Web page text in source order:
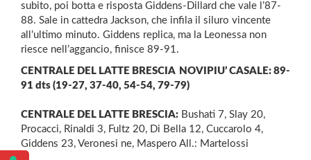
subito, poi botta e risposta Giddens-Dillard che vale l’87-
88. Sale in cattedra Jackson, che infila il siluro vincente
all’ultimo minuto. Giddens replica, ma la Leonessa non
riesce nell’aggancio, finisce 89-91.
CENTRALE DEL LATTE BRESCIA  NOVIPIU’ CASALE: 89-
91 dts (19-27, 37-40, 54-54, 79-79)
CENTRALE DEL LATTE BRESCIA: Bushati 7, Slay 20,
Procacci, Rinaldi 3, Fultz 20, Di Bella 12, Cuccarolo 4,
Giddens 23, Veronesi ne, Maspero All.: Martelossi